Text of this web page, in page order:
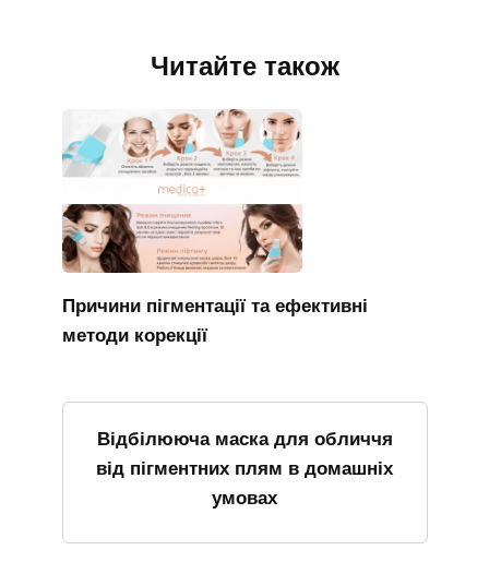
Читайте також
Причини пігментації та ефективні
методи корекції
Відбілююча маска для обличчя
від пігментних плям в домашніх
умовах